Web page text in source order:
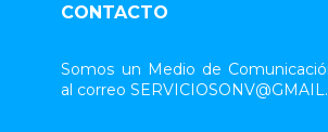
CONTACTO
Somos un Medio de
al correo